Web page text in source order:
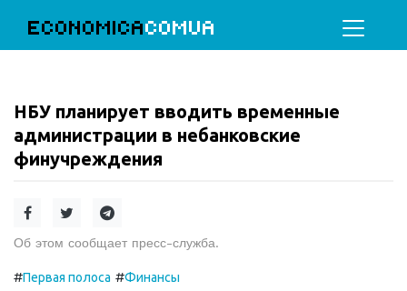
ECONOMICACOMUA
НБУ планирует вводить временные
администрации в небанковские
финучреждения
Об этом сообщает пресс-служба.
#Первая полоса #Финансы